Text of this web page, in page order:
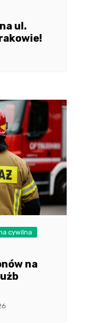
ul.
cywilna
na